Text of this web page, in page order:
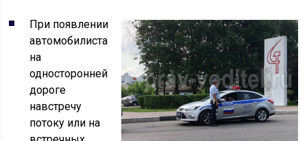
При появлении
автомобилиста
на
односторонней
дороге
навстречу
потоку или на